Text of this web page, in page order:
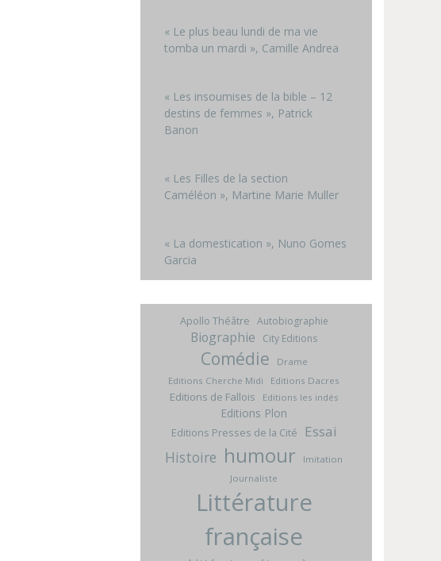
« Le plus beau lundi de ma vie
tomba un mardi », Camille Andrea
« Les insoumises de la bible – 12
destins de femmes », Patrick
Banon
« Les Filles de la section
Caméléon », Martine Marie Muller
« La domestication », Nuno Gomes
Garcia
Apollo Théâtre Autobiographie
Biographie City Editions
Comédie
Drame
Editions Cherche Midi
Editions Dacres
Editions de Fallois Editions les indés
Editions Plon
Editions Presses de la Cité Essai
Histoire humour
Imitation
Journaliste
Littérature
française